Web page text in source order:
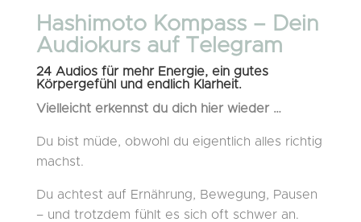
Hashimoto Kompass – Dein
Audiokurs auf Telegram
24 Audios für mehr Energie, ein gutes
Körpergefühl und endlich Klarheit.
Vielleicht erkennst du dich hier wieder …
Du bist müde, obwohl du eigentlich alles richtig
machst.
Du achtest auf Ernährung, Bewegung, Pausen
– und trotzdem fühlt es sich oft schwer an.